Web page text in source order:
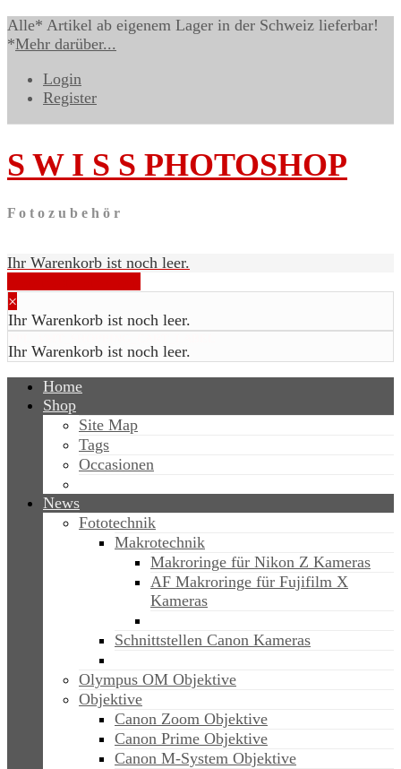
Alle* Artikel ab eigenem Lager in der Schweiz lieferbar!
*Mehr darüber...
Login
Register
S W I S S PHOTOSHOP
F o t o z u b e h ö r
Ihr Warenkorb ist noch leer.
×
Ihr Warenkorb ist noch leer.
Ihr Warenkorb ist noch leer.
Home
Shop
Site Map
Tags
Occasionen
News
Fototechnik
Makrotechnik
Makroringe für Nikon Z Kameras
AF Makroringe für Fujifilm X
Kameras
Schnittstellen Canon Kameras
Olympus OM Objektive
Objektive
Canon Zoom Objektive
Canon Prime Objektive
Canon M-System Objektive